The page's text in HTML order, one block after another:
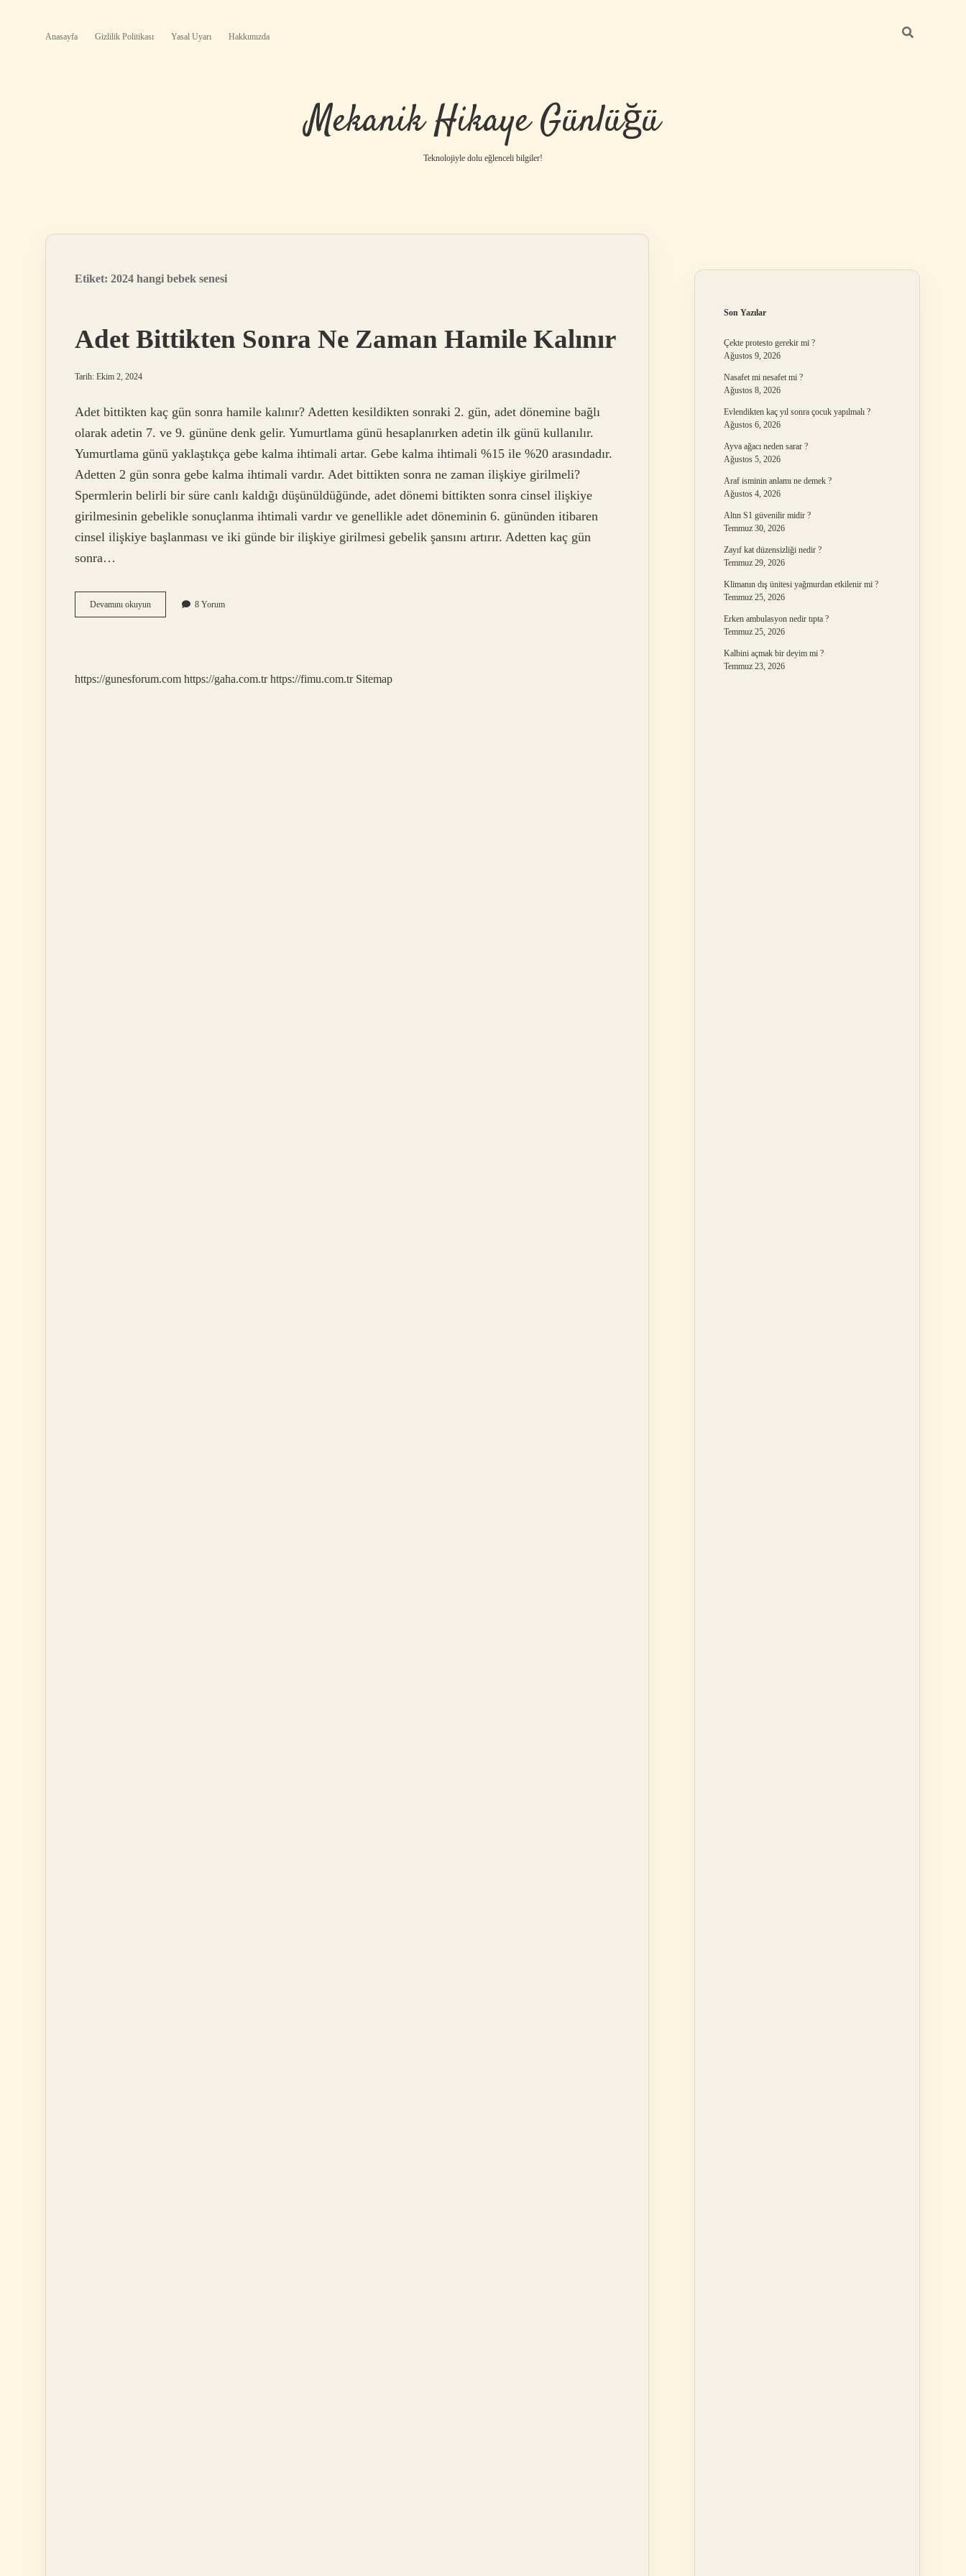
Anasayfa Gizlilik Politikası Yasal Uyarı Hakkımızda
Mekanik Hikaye Günlüğü
Teknolojiyle dolu eğlenceli bilgiler!
Etiket: 2024 hangi bebek senesi
Adet Bittikten Sonra Ne Zaman Hamile Kalınır
Tarih: Ekim 2, 2024
Adet bittikten kaç gün sonra hamile kalınır? Adetten kesildikten sonraki 2. gün, adet dönemine bağlı
olarak adetin 7. ve 9. gününe denk gelir. Yumurtlama günü hesaplanırken adetin ilk günü kullanılır.
Yumurtlama günü yaklaştıkça gebe kalma ihtimali artar. Gebe kalma ihtimali %15 ile %20 arasındadır.
Adetten 2 gün sonra gebe kalma ihtimali vardır. Adet bittikten sonra ne zaman ilişkiye girilmeli?
Spermlerin belirli bir süre canlı kaldığı düşünüldüğünde, adet dönemi bittikten sonra cinsel ilişkiye
girilmesinin gebelikle sonuçlanma ihtimali vardır ve genellikle adet döneminin 6. gününden itibaren
cinsel ilişkiye başlanması ve iki günde bir ilişkiye girilmesi gebelik şansını artırır. Adetten kaç gün
sonra…
Devamını okuyunAdet
Bittikten
Kalınır
8 Yorum
https://gunesforum.com https://gaha.com.tr https://fimu.com.tr Sitemap
Son Yazılar
Çekte protesto gerekir mi ?
Ağustos 9, 2026
Nasafet mi nesafet mi ?
Ağustos 8, 2026
Evlendikten kaç yıl sonra çocuk yapılmalı ?
Ağustos 6, 2026
Ayva ağacı neden sarar ?
Ağustos 5, 2026
Araf isminin anlamı ne demek ?
Ağustos 4, 2026
Altın S1 güvenilir midir ?
Temmuz 30, 2026
Zayıf kat düzensizliği nedir ?
Temmuz 29, 2026
Klimanın dış ünitesi yağmurdan etkilenir mi ?
Temmuz 25, 2026
Erken ambulasyon nedir tıpta ?
Temmuz 25, 2026
Kalbini açmak bir deyim mi ?
Temmuz 23, 2026